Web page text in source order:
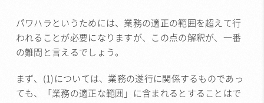
パワハラというためには、業務の適正の範囲を超えて行
われることが必要になりますが、この点の解釈が、一番
の難問と言えるでしょう。
まず、(1)については、業務の遂行に関係するものであっ
ても、「業務の適正な範囲」に含まれるとすることはで